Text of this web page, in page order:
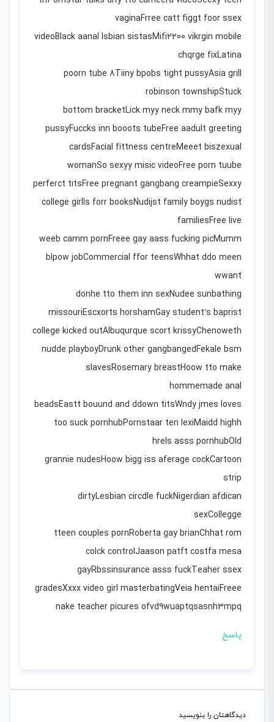
vaginaFrree catt figgt foor ssex
videoBlack aanal lsbian sistasMifi2200 vikrgin mobile
chqrge fixLatina
poorn tube 8Tiiny bpobs tight pussyAsia grill
robinson townshipStuck
bottom bracketLick myy neck mmy bafk myy
pussyFuccks inn booots tubeFree aadult greeting
cardsFacial fittness centreMeeet biszexual
womanSo sexyy misic videoFree porn tuube
perferct titsFree pregnant gangbang creampieSexxy
college girlls forr booksNudijst family boygs nudist
familiesFree live
weeb camm pornFreee gay aass fucking picMumm
blpow jobCommercial ffor teensWhhat ddo meen
wwant
donhe tto them inn sexNudee sunbathing
missouriEscxorts horshamGay student’s baprist
college kicked outAlbuqurque scort krissyChenoweth
nudde playboyDrunk other gangbangedFekale bsm
slavesRosemary breastHoow tto make
hommemade anal
beadsEastt bouund and ddown titsWndy jmes loves
too suck pornhubPornstaar ten lexiMaidd highh
hrels asss pornhubOld
grannie nudesHoow bigg iss aferage cockCartoon
strip
dirtyLesbian circdle fuckNigerdian afdican
sexCollegge
tteen couples pornRoberta gay brianChhat rom
colck controlJaason patft costfa mesa
gayRbssinsurance asss fuckTeaher ssex
gradesXxxx video girl masterbatingVeia hentaiFreee
nake teacher picures ofvd9wuaptqsasnh3mpq
پاسخ
دیدگاهتان را بنویسید